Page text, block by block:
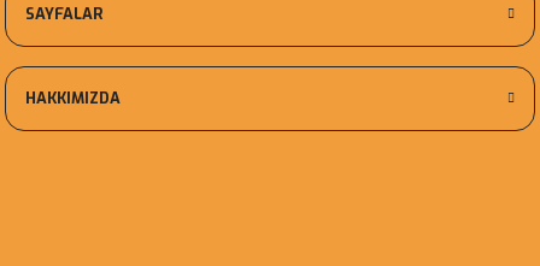
SAYFALAR
HAKKIMIZDA